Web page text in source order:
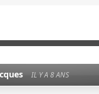
IL Y A 8 ANS